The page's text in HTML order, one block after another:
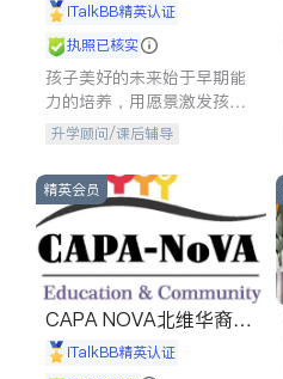
iTalkBB精英认证
执照已核实
孩子美好的未来始于早期能
力的培养，用愿景激发孩子
的学习潜力和动力。理念：
石。
升学顾问/课后辅导
精英会员
CAPA NOVA北维华裔家
长会iTalkBB精英认证